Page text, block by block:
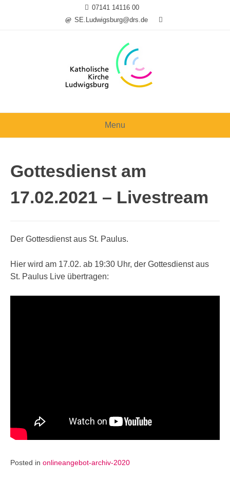
07141 14116 00
SE.Ludwigsburg@drs.de
Menu
Gottesdienst am
17.02.2021 – Livestream
Der Gottesdienst aus St. Paulus.
Hier wird am 17.02. ab 19:30 Uhr, der Gottesdienst aus
St. Paulus Live übertragen:
Posted in onlineangebot-archiv-2020